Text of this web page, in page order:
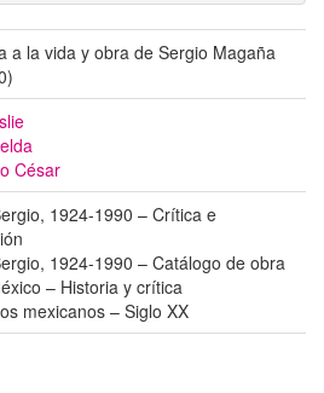
a la vida y obra de Sergio Magaña
César
1924-1990 – Crítica e
1924-1990 – Catálogo de obra
– Historia y crítica
mexicanos – Siglo XX